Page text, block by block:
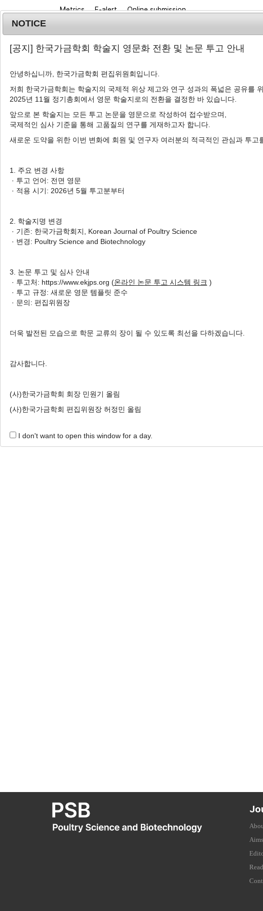
Metrics E-alert Online submission
Journal info Browse articles
Author: Young-joo Seol
1 Articles are founded.
The Effects of Health Management System on the Growth of
Jelili Olaide Saka
, Young-joo Seol
, Chongdae Kim , Sung Woo Kim
Korean J. Poult. Sci. 2017;44(4):225-233.
https://doi.org/10.5536/KJPS.2017.44.4.225
NOTICE
[공지] 한국가금학회 학술지 영문화 전환 및 논문 투고 안내
안녕하십니까, 한국가금학회 편집위원회입니다.
저희 한국가금학회는 학술지의 국제적 위상 제고와 연구 성과의 폭넓은 공유를 위
2025년 11월 정기총회에서 영문 학술지로의 전환을 결정한 바 있습니다.
앞으로 본 학술지는 모든 투고 논문을 영문으로 작성하여 접수받으며,
국제적인 심사 기준을 통해 고품질의 연구를 게재하고자 합니다.
새로운 도약을 위한 이번 변화에 회원 및 연구자 여러분의 적극적인 관심과 투고
1. 주요 변경 사항
· 투고 언어: 전면 영문
· 적용 시기: 2026년 5월 투고분부터
2. 학술지명 변경
· 기존: 한국가금학회지, Korean Journal of Poultry Science
· 변경: Poultry Science and Biotechnology
3. 논문 투고 및 심사 안내
· 투고처: https://www.ekjps.org (온라인 논문 투고 시스템 링크 )
· 투고 규정: 새로운 영문 템플릿 준수
· 문의: 편집위원장
더욱 발전된 모습으로 학문 교류의 장이 될 수 있도록 최선을 다하겠습니다.
감사합니다.
(사)한국가금학회 회장 민원기 올림
(사)한국가금학회 편집위원장 허정민 올림
I don't want to open this window for a day.